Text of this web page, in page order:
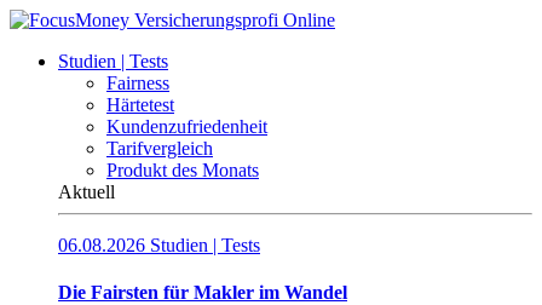
Studien | Tests
Fairness
Härtetest
Kundenzufriedenheit
Tarifvergleich
Produkt des Monats
Aktuell
06.08.2026 Studien | Tests
Die Fairsten für Makler im Wandel